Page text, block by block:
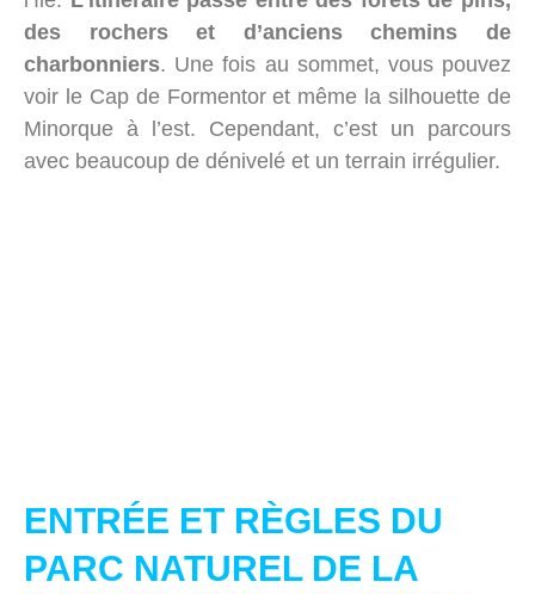
des rochers et d’anciens chemins de
charbonniers. Une fois au sommet, vous pouvez
voir le Cap de Formentor et même la silhouette de
Minorque à l’est. Cependant, c’est un parcours
avec beaucoup de dénivelé et un terrain irrégulier.
ENTRÉE ET RÈGLES DU
PARC NATUREL DE LA